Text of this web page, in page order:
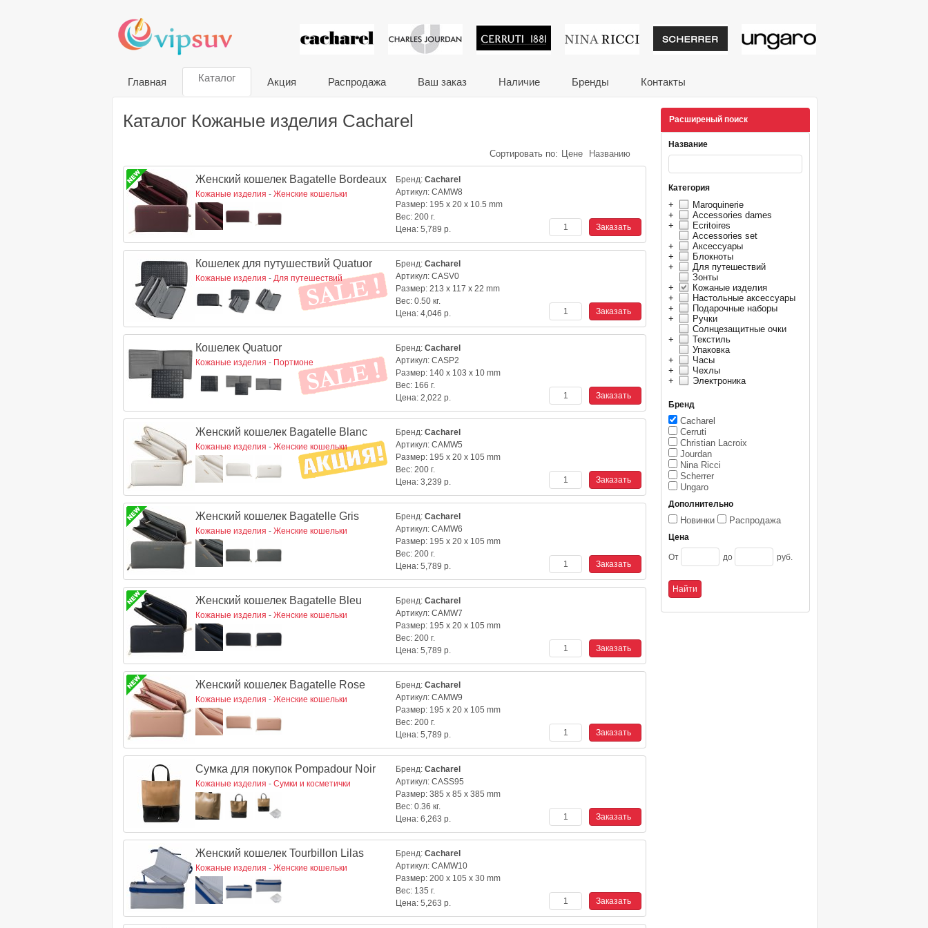
VIP сувениры и корпоративные подарки от
Главная Каталог Акция Распродажа Ваш заказ Наличие Бренды Контакты
Расширеный поиск
Название
Категория
+
Maroquinerie
+
Accessories dames
+
Ecritoires
Accessories set
+
Аксессуары
+
Блокноты
+
Для путешествий
Зонты
+
Кожаные изделия
+
Настольные аксессуары
+
Подарочные наборы
+
Ручки
Солнцезащитные очки
+
Текстиль
Упаковка
+
Часы
+
Чехлы
+
Электроника
Бренд
Cacharel
Cerruti
Christian Lacroix
Jourdan
Nina Ricci
Scherrer
Ungaro
Дополнительно
Новинки Распродажа
Цена
От до руб.
Каталог Кожаные изделия Cacharel
Сортировать по: Цене Названию
Женский кошелек Bagatelle Bordeaux
Кожаные изделия - Женские кошельки
Бренд: Cacharel
Артикул: CAMW8
Размер: 195 x 20 x 10.5 mm
Вес: 200 г.
Цена: 5,789 р.
Кошелек для путушествий Quatuor
Кожаные изделия - Для путешествий
Бренд: Cacharel
Артикул: CASV0
Размер: 213 x 117 x 22 mm
Вес: 0.50 кг.
Цена: 4,046 р.
Кошелек Quatuor
Кожаные изделия - Портмоне
Бренд: Cacharel
Артикул: CASP2
Размер: 140 x 103 x 10 mm
Вес: 166 г.
Цена: 2,022 р.
Женский кошелек Bagatelle Blanc
Кожаные изделия - Женские кошельки
Бренд: Cacharel
Артикул: CAMW5
Размер: 195 x 20 x 105 mm
Вес: 200 г.
Цена: 3,239 р.
Женский кошелек Bagatelle Gris
Кожаные изделия - Женские кошельки
Бренд: Cacharel
Артикул: CAMW6
Размер: 195 x 20 x 105 mm
Вес: 200 г.
Цена: 5,789 р.
Женский кошелек Bagatelle Bleu
Кожаные изделия - Женские кошельки
Бренд: Cacharel
Артикул: CAMW7
Размер: 195 x 20 x 105 mm
Вес: 200 г.
Цена: 5,789 р.
Женский кошелек Bagatelle Rose
Кожаные изделия - Женские кошельки
Бренд: Cacharel
Артикул: CAMW9
Размер: 195 x 20 x 105 mm
Вес: 200 г.
Цена: 5,789 р.
Сумка для покупок Pompadour Noir
Кожаные изделия - Сумки и косметички
Бренд: Cacharel
Артикул: CASS95
Размер: 385 x 85 x 385 mm
Вес: 0.36 кг.
Цена: 6,263 р.
Женский кошелек Tourbillon Lilas
Кожаные изделия - Женские кошельки
Бренд: Cacharel
Артикул: CAMW10
Размер: 200 x 105 x 30 mm
Вес: 135 г.
Цена: 5,263 р.